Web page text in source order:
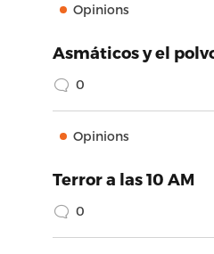
Opinions
Asmáticos y el
0
Opinions
Terror a las 10 AM
0